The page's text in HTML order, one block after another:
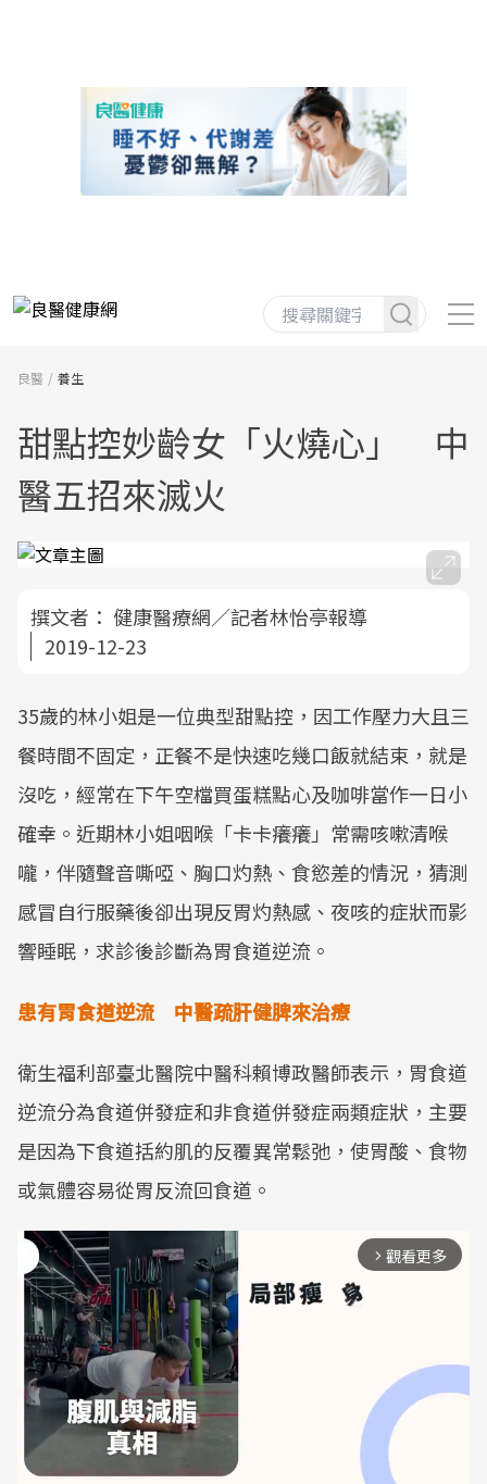
良醫 養生
甜點控妙齡女「火燒心」 中
醫五招來滅火
撰文者： 健康醫療網／記者林怡亭報導
2019-12-23
35歲的林小姐是一位典型甜點控，因工作壓力大且三
餐時間不固定，正餐不是快速吃幾口飯就結束，就是
沒吃，經常在下午空檔買蛋糕點心及咖啡當作一日小
確幸。近期林小姐咽喉「卡卡癢癢」常需咳嗽清喉
嚨，伴隨聲音嘶啞、胸口灼熱、食慾差的情況，猜測
感冒自行服藥後卻出現反胃灼熱感、夜咳的症狀而影
響睡眠，求診後診斷為胃食道逆流。
患有胃食道逆流 中醫疏肝健脾來治療
衛生福利部臺北醫院中醫科賴博政醫師表示，胃食道
逆流分為食道併發症和非食道併發症兩類症狀，主要
是因為下食道括約肌的反覆異常鬆弛，使胃酸、食物
或氣體容易從胃反流回食道。
arrow_forward_ios 觀看更多